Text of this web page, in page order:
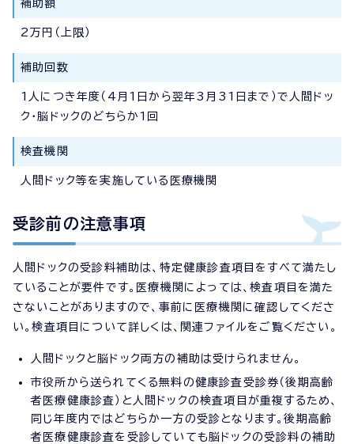
補助額
2万円（上限）
補助回数
1人につき年度（4月1日から翌年3月31日まで）で人間ドッ
ク・脳ドックのどちらか1回
検査機関
人間ドック等を実施している医療機関
受診前の注意事項
人間ドックの受診料補助は、特定健康診査項目をすべて満たし
ていることが要件です。医療機関によっては、検査項目を満た
さないことがありますので、事前に医療機関に確認してくださ
い。検査項目について詳しくは、関連ファイルをご覧ください。
人間ドックと脳ドック両方の補助は受けられません。
市役所から送られてくる無料の健康診査受診券（後期高齢
者医療健康診査）と人間ドックの検査項目が重複するため、
同じ年度内ではどちらか一方の受診となります。後期高齢
者医療健康診査を受診していても脳ドックの受診料の補助